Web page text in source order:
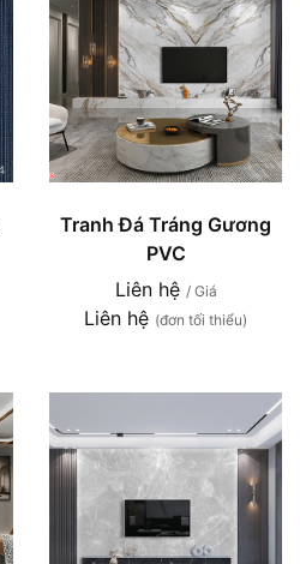
Tranh Đá Tráng Gương
PVC
Liên hệ / Giá
Liên hệ (đơn tối thiểu)